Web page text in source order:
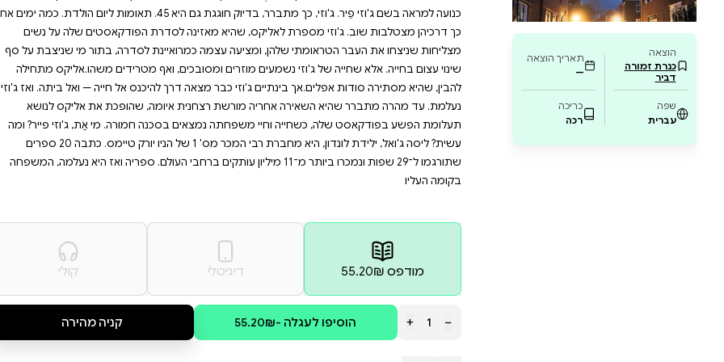
בלתי צפוי ומסוכן, כשהיא הופכת לגיבורת תעלומה רצחנית המאיימת
משפחתה. האם אליקס תצליח לחשוף מי היא באמת ג'וזי פייר ומה הסודות
הספר מתאים לאוהבי מתח וסיפור עמוק שישאיר אתכם על קצה הכיסא.
רבי המכר, מביאה עלילה סוחפת שלא תוכלו להניח מהיד.
שעוקב אחר עיתונאית פופולארית שהופכת לדמות הטראגית בפודקאסט שלה עצמה זהו
יום הולדתה ה־45 של העיתונאית אליקס סאמֶר, ובמהלך חגיגות בפאב המקומי שלה היא נתקלת באישה
כנועה למראה בשם ג'וזי פֵיר. ג'וזי, כך מתברר, בדיוק חוגגת גם היא 45. תאומות ליום הולדת. כמה ימים אחר
את העבר הטראומתי שלהן, ומציעה עצמה כמרואיינת לסדרה, בתור מי שניצבת על סף
אלא שחייה של ג'וזי נשמעים מוזרים ומסובכים, ואף מטרידים משהו.אליקס מתחילה
סודות אפלים.אך בינתיים ג'וזי כבר מצאה דרך להיכנס אל חייה — ואל ביתה. ואז ג'וזי
מתברר שהיא השאירה אחריה מורשת רצחנית איומה, שהופכת את אליקס לנושא
שלה, כשחייה וחיי משפחתה נמצאים בסכנה חמורה. מי אַת, ג'וזי פייר? ומה